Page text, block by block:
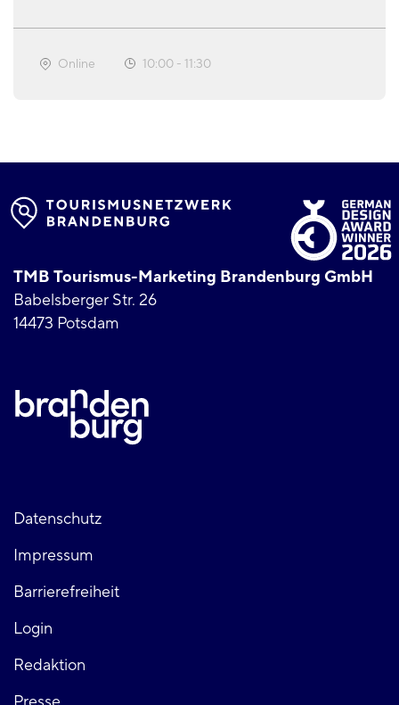
Online 10:00 - 11:30
TMB Tourismus-Marketing Brandenburg GmbH
Babelsberger Str. 26
14473 Potsdam
Fußzeile
links
Datenschutz
Impressum
Barrierefreiheit
Login
Fußzeile
Redaktion